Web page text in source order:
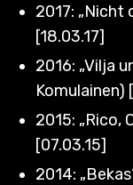
2017: „Nicht
[18.03.17]
2016: „Vilja
Komulainen)
2015: „Rico,
[07.03.15]
2014: